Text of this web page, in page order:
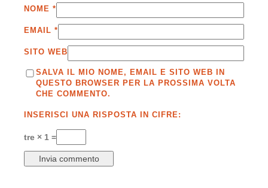
NOME *
EMAIL *
SITO WEB
SALVA IL MIO NOME, EMAIL E SITO WEB IN
QUESTO BROWSER PER LA PROSSIMA VOLTA
CHE COMMENTO.
INSERISCI UNA RISPOSTA IN CIFRE:
tre × 1 =